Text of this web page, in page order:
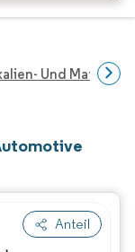
Und
Anteil